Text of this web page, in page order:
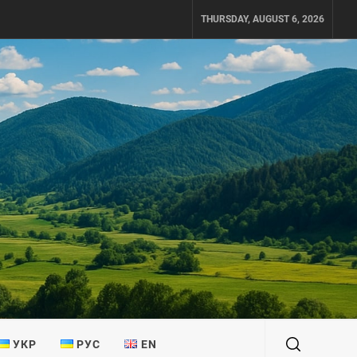
THURSDAY, AUGUST 6, 2026
УКР РУС EN